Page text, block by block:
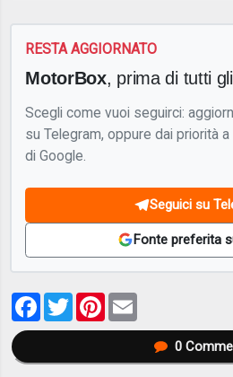
RESTA AGGIORNATO
MotorBox, prima di tutti
Scegli come vuoi seguirci:
su Telegram, oppure dai priorità
di Google.
Seguici su
Fonte preferita
Facebook
TwitterPinterest
0